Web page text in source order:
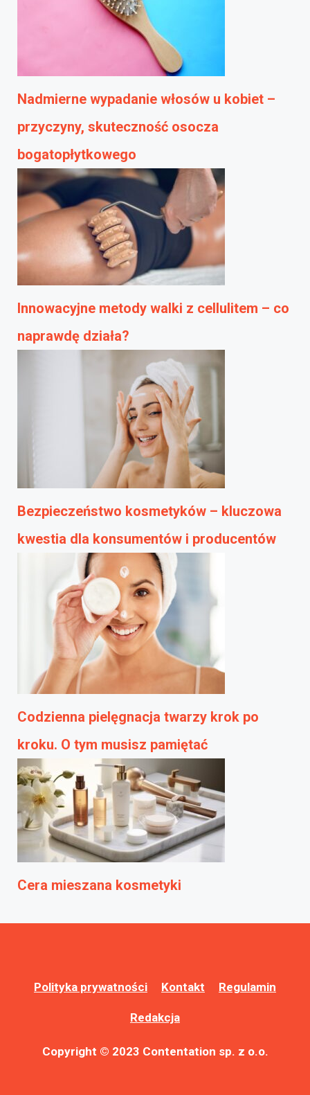
Nadmierne wypadanie włosów u kobiet –
przyczyny, skuteczność osocza
bogatopłytkowego
Innowacyjne metody walki z cellulitem – co
naprawdę działa?
Bezpieczeństwo kosmetyków – kluczowa
kwestia dla konsumentów i producentów
Codzienna pielęgnacja twarzy krok po
kroku. O tym musisz pamiętać
Cera mieszana kosmetyki
Polityka prywatności Kontakt Regulamin
Redakcja
Copyright © 2023 Contentation sp. z o.o.